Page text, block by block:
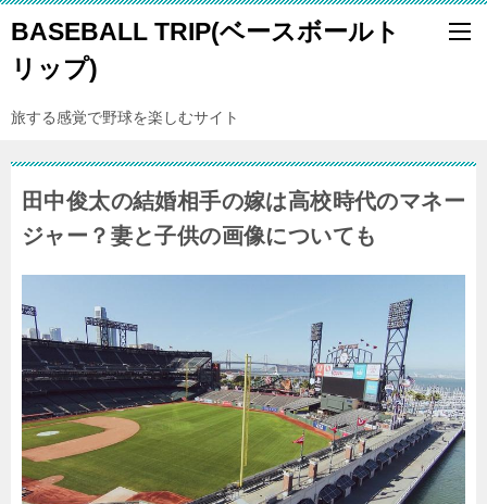
BASEBALL TRIP(ベースボールト
リップ)
旅する感覚で野球を楽しむサイト
田中俊太の結婚相手の嫁は高校時代のマネー
ジャー？妻と子供の画像についても